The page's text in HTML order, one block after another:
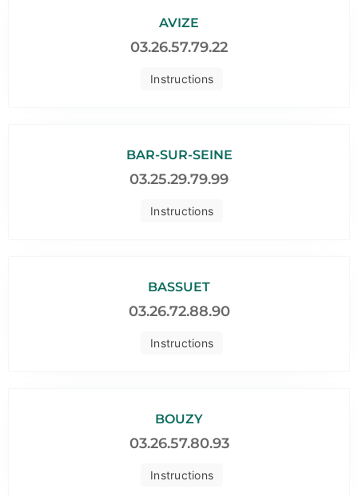
Instructions
AVIZE
03.26.57.79.22
Instructions
BAR-SUR-SEINE
03.25.29.79.99
Instructions
BASSUET
03.26.72.88.90
Instructions
BOUZY
03.26.57.80.93